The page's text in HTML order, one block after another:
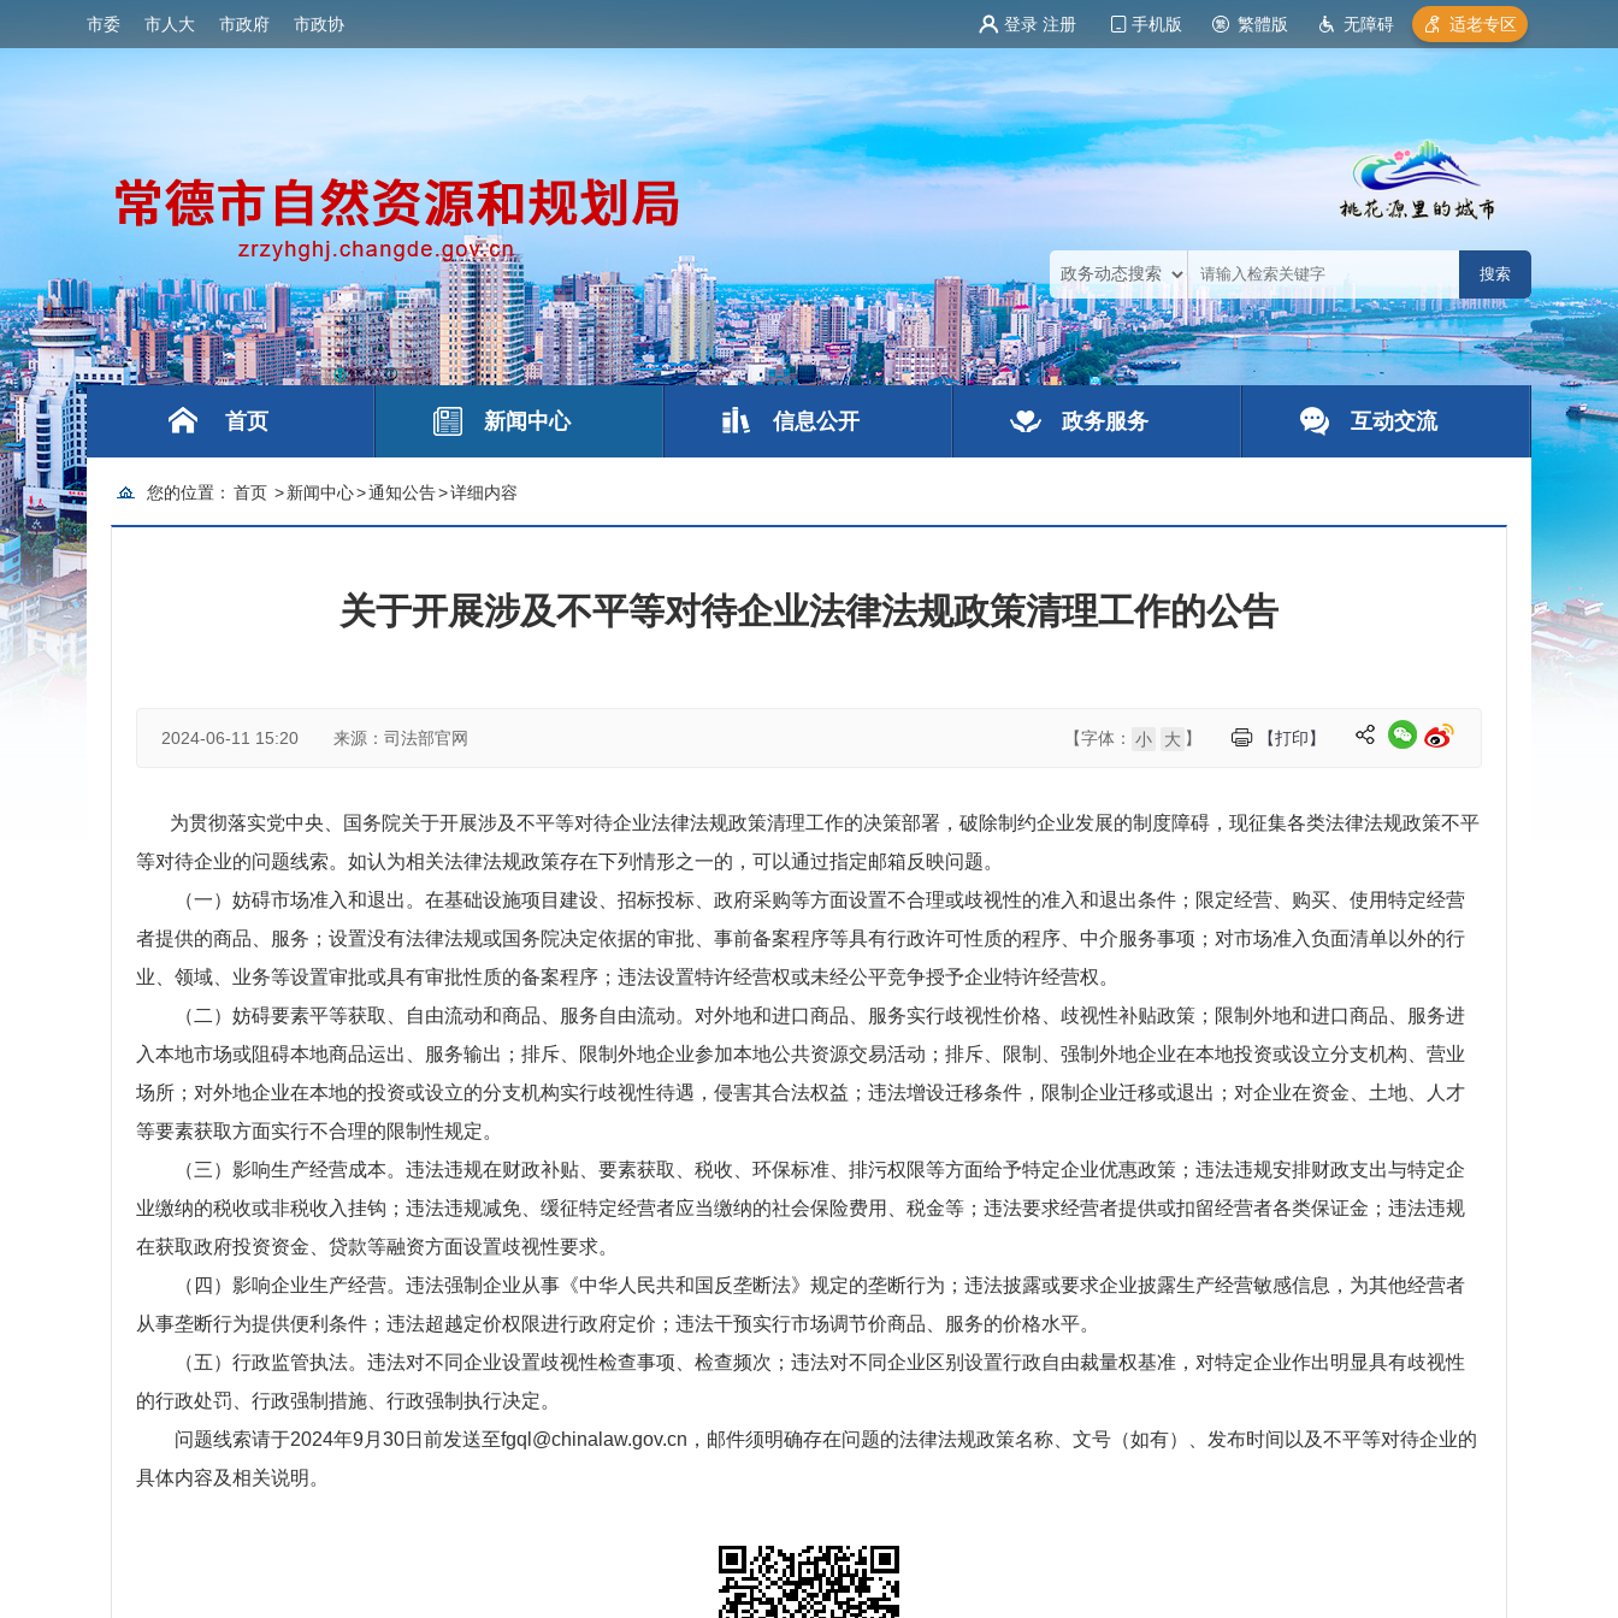
市委 市人大 市政府 市政协 登录 注册 手机版 繁體版 无障碍 适老专区
首页 新闻中心 信息公开 政务服务 互动交流
您的位置： 首页 >新闻中心>通知公告>详细内容
关于开展涉及不平等对待企业法律法规政策清理工作的公告
2024-06-11 15:20 来源：司法部官网 【打印】
【字体： 小 大 】
为贯彻落实党中央、国务院关于开展涉及不平等对待企业法律法规政策清理工作的决策部署，破除制约企业发展的制度障碍，现征集各类法律法规政策不平
等对待企业的问题线索。如认为相关法律法规政策存在下列情形之一的，可以通过指定邮箱反映问题。
（一）妨碍市场准入和退出。在基础设施项目建设、招标投标、政府采购等方面设置不合理或歧视性的准入和退出条件；限定经营、购买、使用特定经营
者提供的商品、服务；设置没有法律法规或国务院决定依据的审批、事前备案程序等具有行政许可性质的程序、中介服务事项；对市场准入负面清单以外的行
业、领域、业务等设置审批或具有审批性质的备案程序；违法设置特许经营权或未经公平竞争授予企业特许经营权。
（二）妨碍要素平等获取、自由流动和商品、服务自由流动。对外地和进口商品、服务实行歧视性价格、歧视性补贴政策；限制外地和进口商品、服务进
入本地市场或阻碍本地商品运出、服务输出；排斥、限制外地企业参加本地公共资源交易活动；排斥、限制、强制外地企业在本地投资或设立分支机构、营业
场所；对外地企业在本地的投资或设立的分支机构实行歧视性待遇，侵害其合法权益；违法增设迁移条件，限制企业迁移或退出；对企业在资金、土地、人才
等要素获取方面实行不合理的限制性规定。
（三）影响生产经营成本。违法违规在财政补贴、要素获取、税收、环保标准、排污权限等方面给予特定企业优惠政策；违法违规安排财政支出与特定企
业缴纳的税收或非税收入挂钩；违法违规减免、缓征特定经营者应当缴纳的社会保险费用、税金等；违法要求经营者提供或扣留经营者各类保证金；违法违规
在获取政府投资资金、贷款等融资方面设置歧视性要求。
（四）影响企业生产经营。违法强制企业从事《中华人民共和国反垄断法》规定的垄断行为；违法披露或要求企业披露生产经营敏感信息，为其他经营者
从事垄断行为提供便利条件；违法超越定价权限进行政府定价；违法干预实行市场调节价商品、服务的价格水平。
（五）行政监管执法。违法对不同企业设置歧视性检查事项、检查频次；违法对不同企业区别设置行政自由裁量权基准，对特定企业作出明显具有歧视性
的行政处罚、行政强制措施、行政强制执行决定。
问题线索请于2024年9月30日前发送至fgql@chinalaw.gov.cn，邮件须明确存在问题的法律法规政策名称、文号（如有）、发布时间以及不平等对待企业的
具体内容及相关说明。